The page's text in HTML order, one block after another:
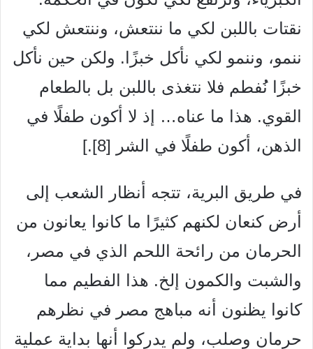
نقتات باللبن لكي ما ننتعش، وننتعش لكي
ننمو، وننمو لكي نأكل خبزًا. ولكن حين نأكل
خبزًا نُُفطم فلا نتغذى باللبن بل بالطعام
القوي. هذا ما عناه… إذ لا أكون طفلًا في
الذهن، أكون طفلًا في الشر [8].]
في طريق البرية، تتجه أنظار الشعب إلى
أرض كنعان لكنهم كثيرًا ما كانوا يعانون من
الحرمان من رائحة اللحم الذي في مصر،
والشبت والكمون إلخ. هذا الفطيم مما
كانوا يظنون أنه مباهج مصر في نظرهم
حرمان وصلب، ولم يدركوا أنها بداية عملية